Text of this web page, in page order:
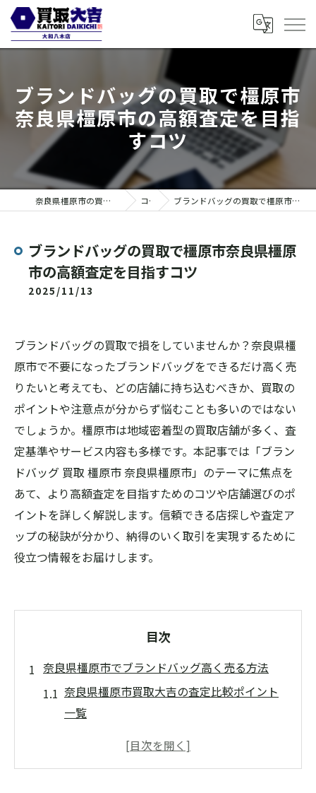
ブランドバッグの買取で橿原市
奈良県橿原市の高額査定を目指
すコツ
奈良県橿原市の買取なら買取大吉 大和八木店 コラム ブランドバッグの買取で橿原市奈良県橿原市の高額査定を目指すコツ
ブランドバッグの買取で橿原市奈良県橿原
市の高額査定を目指すコツ
2025/11/13
ブランドバッグの買取で損をしていませんか？奈良県橿
原市で不要になったブランドバッグをできるだけ高く売
りたいと考えても、どの店舗に持ち込むべきか、買取の
ポイントや注意点が分からず悩むことも多いのではない
でしょうか。橿原市は地域密着型の買取店舗が多く、査
定基準やサービス内容も多様です。本記事では「ブラン
ドバッグ 買取 橿原市 奈良県橿原市」のテーマに焦点を
あて、より高額査定を目指すためのコツや店舗選びのポ
イントを詳しく解説します。信頼できる店探しや査定ア
ップの秘訣が分かり、納得のいく取引を実現するために
役立つ情報をお届けします。
目次
奈良県橿原市でブランドバッグ高く売る方法
奈良県橿原市買取大吉の査定比較ポイント
一覧
ブランドバッグ売却時に押さえたい高額買